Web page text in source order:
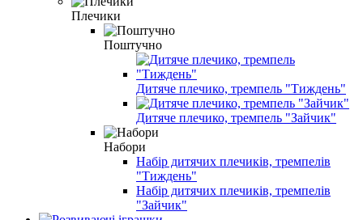
Плечики
Поштучно
Дитяче плечико, тремпель "Тиждень"
Дитяче плечико, тремпель "Зайчик"
Набори
Набір дитячих плечиків, тремпелів
"Тиждень"
Набір дитячих плечиків, тремпелів
"Зайчик"